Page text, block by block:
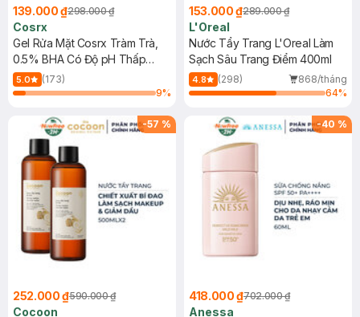
139.000 ₫298.000 ₫
Cosrx
Gel Rửa Mặt Cosrx Tràm Trà,
0.5% BHA Có Độ pH Thấp
150ml
5.0
(173)
9%
153.000 ₫289.000 ₫
L'Oreal
Nước Tẩy Trang L'Oreal Làm
Sạch Sâu Trang Điểm 400ml
4.8 (298)
868/tháng
64%
-57 %
252.000 ₫590.000 ₫
Cocoon
-40 %
418.000 ₫702.000 ₫
Anessa